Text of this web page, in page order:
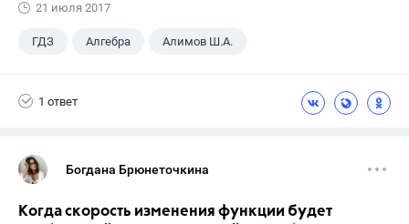
21 июля 2017
ГДЗ Алгебра Алимов Ш.А.
1 ответ
Богдана Брюнеточкина
Когда скорость изменения функции будет